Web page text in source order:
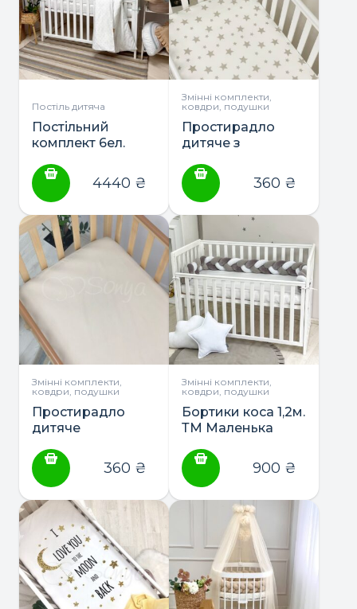
Постіль дитяча
Постільний
комплект 6ел.
Маленька Соня
4440 ₴
Змінні комплекти,
ковдри, подушки
Простирадло
дитяче з
Маленька Соня
360 ₴
Змінні комплекти,
ковдри, подушки
Простирадло
дитяче
Маленькая Соня
360 ₴
Змінні комплекти,
ковдри, подушки
Бортики коса 1,2м.
ТМ Маленька
900 ₴